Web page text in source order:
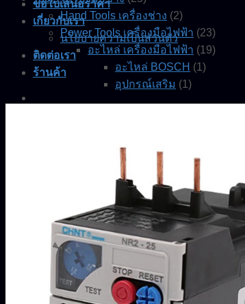
ขอใบเสนอราคา
เกี่ยวกับเรา
นโยบายความเป็นส่วนตัว
ติดต่อเรา
ร้านค้า
ไม่มีสินค้าในตะกร้า
ตะกร้าสินค้า
ไม่มีสินค้าในตะกร้า
Hand Tools เครื่องช่าง (2)
Power Tools เครื่องมือไฟฟ้า (23)
อะไหล่ เครื่องมือไฟฟ้า (19)
อะไหล่ BOSCH (1)
อุปกรณ์เสริม (1)